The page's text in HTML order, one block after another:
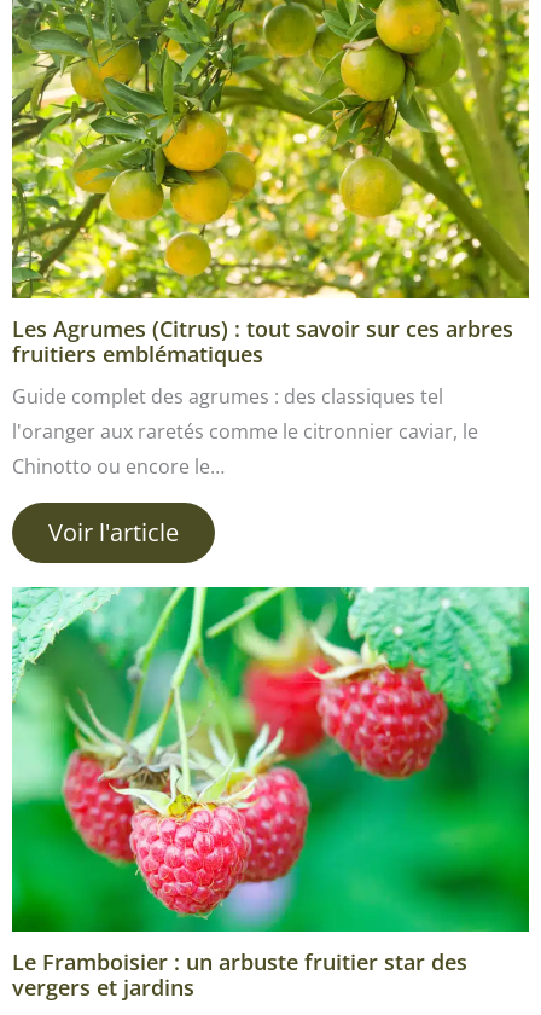
Les Agrumes (Citrus) : tout savoir sur ces arbres
fruitiers emblématiques
Guide complet des agrumes : des classiques tel
l'oranger aux raretés comme le citronnier caviar, le
Chinotto ou encore le…
Voir l'article
Le Framboisier : un arbuste fruitier star des
vergers et jardins